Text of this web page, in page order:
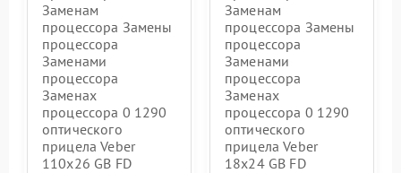
Заменам
процессора Замены
процессора
Заменами
процессора
Заменах
процессора 0 1290
оптического
прицела Veber
110x26 GB FD
Заменам
процессора Замены
процессора
Заменами
процессора
Заменах
процессора 0 1290
оптического
прицела Veber
18x24 GB FD